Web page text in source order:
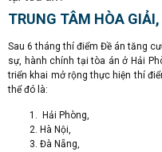
TRUNG TÂM HÒA
Sau 6 tháng thí điểm Đề án tăng
sự, hành chính tại tòa án ở Hải
triển khai mở rộng thực hiện thí
thể đó là:
Hải Phòng,
Hà Nội,
Đà Nẵng,